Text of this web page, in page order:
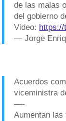
de las malas
del gobierno
Video: https://
— Jorge
Acuerdos
viceministra
—-
Aumentan las